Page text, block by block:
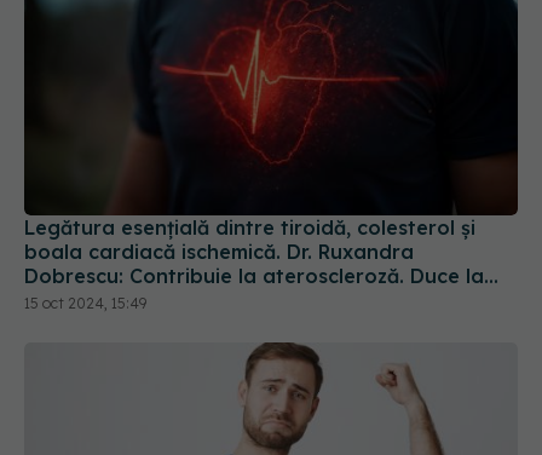
Legătura esențială dintre tiroidă, colesterol și
boala cardiacă ischemică. Dr. Ruxandra
Dobrescu: Contribuie la ateroscleroză. Duce la
boala cardiacă ischemică, infarct, AVC
15 oct 2024, 15:49